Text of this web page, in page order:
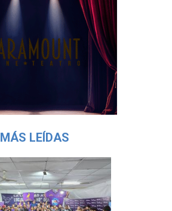
MÁS LEÍDAS